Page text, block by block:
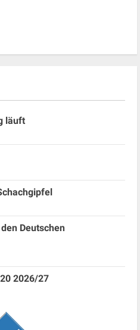
läuft
Deutschen
2026/27